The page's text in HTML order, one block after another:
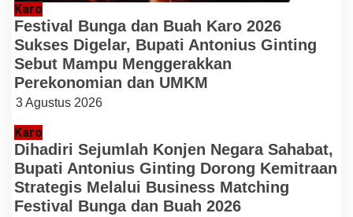
Karo
Festival Bunga dan Buah Karo 2026
Sukses Digelar, Bupati Antonius Ginting
Sebut Mampu Menggerakkan
Perekonomian dan UMKM
3 Agustus 2026
Karo
Dihadiri Sejumlah Konjen Negara Sahabat,
Bupati Antonius Ginting Dorong Kemitraan
Strategis Melalui Business Matching
Festival Bunga dan Buah 2026